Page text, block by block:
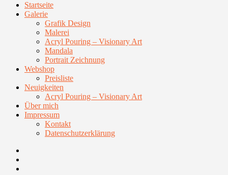
Startseite
Galerie
Grafik Design
Malerei
Acryl Pouring – Visionary Art
Mandala
Portrait Zeichnung
Webshop
Preisliste
Neuigkeiten
Acryl Pouring – Visionary Art
Über mich
Impressum
Kontakt
Datenschutzerklärung